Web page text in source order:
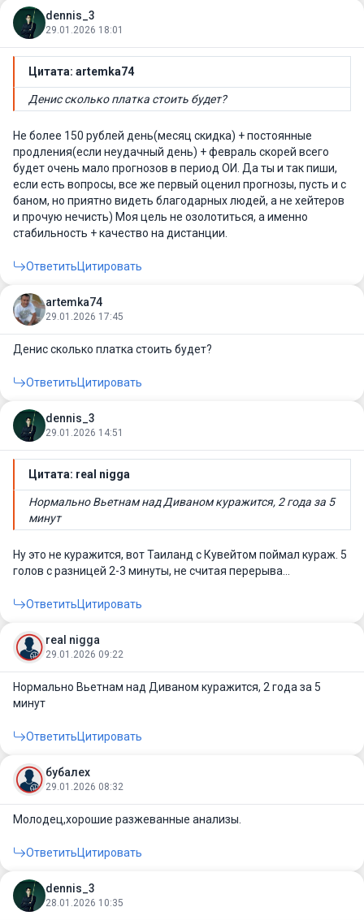
dennis_3
29.01.2026 18:01
Цитата: artemka74
Денис сколько платка стоить будет?
Не более 150 рублей день(месяц скидка) + постоянные
продления(если неудачный день) + февраль скорей всего
будет очень мало прогнозов в период ОИ. Да ты и так пиши,
если есть вопросы, все же первый оценил прогнозы, пусть и с
баном, но приятно видеть благодарных людей, а не хейтеров
и прочую нечисть) Моя цель не озолотиться, а именно
стабильность + качество на дистанции.
ОтветитьЦитировать
artemka74
29.01.2026 17:45
Денис сколько платка стоить будет?
ОтветитьЦитировать
dennis_3
29.01.2026 14:51
Цитата: real nigga
Нормально Вьетнам над Диваном куражится, 2 года за 5
минут
Ну это не куражится, вот Таиланд с Кувейтом поймал кураж. 5
голов с разницей 2-3 минуты, не считая перерыва…
ОтветитьЦитировать
real nigga
29.01.2026 09:22
Нормально Вьетнам над Диваном куражится, 2 года за 5
минут
ОтветитьЦитировать
бубалех
29.01.2026 08:32
Молодец,хорошие разжеванные анализы.
ОтветитьЦитировать
dennis_3
28.01.2026 10:35